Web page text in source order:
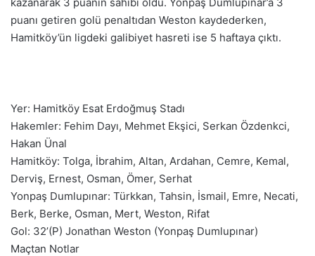
puanı getiren golü penaltıdan Weston kaydederken,
Hamitköy’ün ligdeki galibiyet hasreti ise 5 haftaya çıktı.
Yer: Hamitköy Esat Erdoğmuş Stadı
Hakemler: Fehim Dayı, Mehmet Ekşici, Serkan Özdenkci,
Hakan Ünal
Hamitköy: Tolga, İbrahim, Altan, Ardahan, Cemre, Kemal,
Derviş, Ernest, Osman, Ömer, Serhat
Yonpaş Dumlupınar: Türkkan, Tahsin, İsmail, Emre, Necati,
Berk, Berke, Osman, Mert, Weston, Rifat
Gol: 32’(P) Jonathan Weston (Yonpaş Dumlupınar)
Maçtan Notlar